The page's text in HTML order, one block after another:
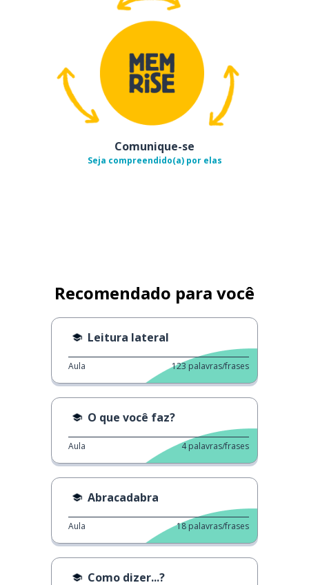
Comunique-se
Seja compreendido(a) por elas
Recomendado para você
Leitura lateral
Aula 123 palavras/frases
O que você faz?
Aula 4 palavras/frases
Abracadabra
Aula 18 palavras/frases
Como dizer...?